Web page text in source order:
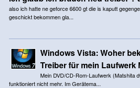
also ich hatte ne geforce 6600 gt die is kaputt
geschickt bekommen gla...
Windows Vista: Woher
Treiber für mein Laufwerk
Mein DVD/CD-Rom-Laufwerk (Matshita
funktioniert nicht mehr. Im Gerätema...